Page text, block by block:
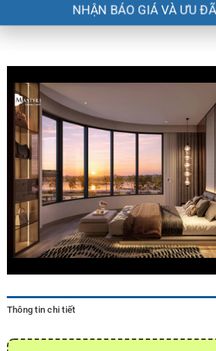
NHẬN BÁO GIÁ VÀ ƯU ĐÃI
Thông tin chi tiết